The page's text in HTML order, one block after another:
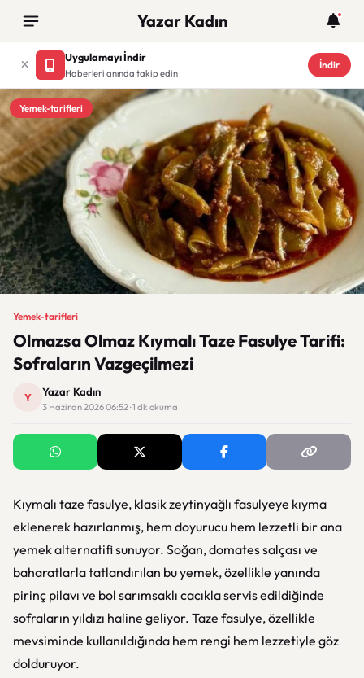
Yazar Kadın
Uygulamayı İndir
Haberleri anında takip edin
İndir
Yemek-tarifleri
Yemek-tarifleri
Olmazsa Olmaz Kıymalı Taze Fasulye Tarifi:
Sofraların Vazgeçilmezi
Y Yazar Kadın
3 Haziran 2026 06:52 · 1 dk okuma
Kıymalı taze fasulye, klasik zeytinyağlı fasulyeye kıyma
eklenerek hazırlanmış, hem doyurucu hem lezzetli bir ana
yemek alternatifi sunuyor. Soğan, domates salçası ve
baharatlarla tatlandırılan bu yemek, özellikle yanında
pirinç pilavı ve bol sarımsaklı cacıkla servis edildiğinde
sofraların yıldızı haline geliyor. Taze fasulye, özellikle
mevsiminde kullanıldığında hem rengi hem lezzetiyle göz
dolduruyor.